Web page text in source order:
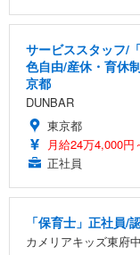
サービススタッフ/
色自由/産休・育休
京都
DUNBAR
東京都
月給24万4,000円
正社員
「保育士」正社員/
カメリアキッズ東府